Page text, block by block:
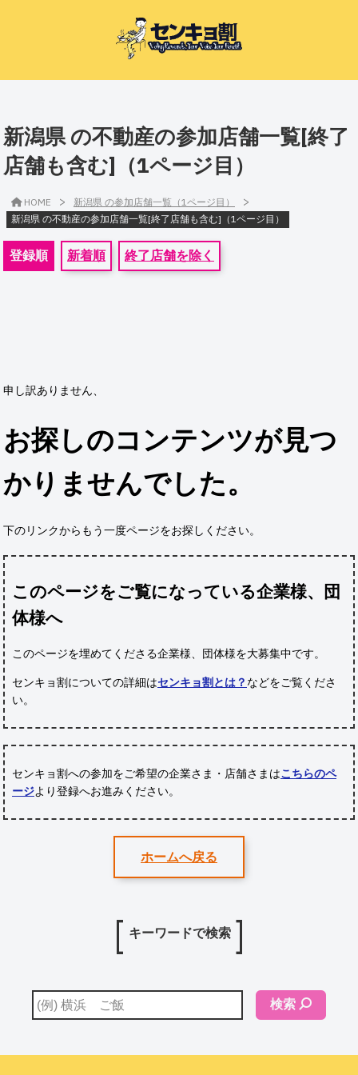
新潟県 の不動産の参加店舗一覧[終了
店舗も含む]（1ページ目）
HOME > 新潟県 の参加店舗一覧（1ページ目） >
新潟県 の不動産の参加店舗一覧[終了店舗も含む]（1ページ目）
登録順 新着順 終了店舗を除く
申し訳ありません、
お探しのコンテンツが見つ
かりませんでした。
下のリンクからもう一度ページをお探しください。
このページをご覧になっている企業様、団
体様へ
このページを埋めてくださる企業様、団体様を大募集中です。
センキョ割についての詳細はセンキョ割とは？ などをご覧くださ
い。
センキョ割への参加をご希望の企業さま・店舗さまはこちらのペ
ージより登録へお進みください。
ホームへ戻る
キーワードで検索
検索